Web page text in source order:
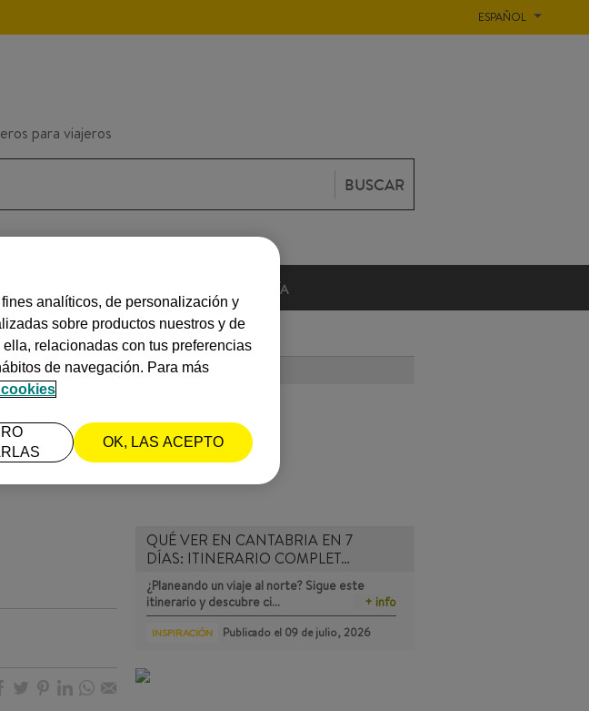
ESPAÑOL
GASTRONOMÍA
BUSCAR
MÁS LEÍDOS
QUÉ VER EN CANTABRIA EN 7
DÍAS: ITINERARIO COMPLET…
¿Planeando un viaje al norte? Sigue este
itinerario y descubre ci…
+ info
INSPIRACIÓN Publicado el 09 de julio, 2026
analíticos, de personalización y
sobre productos nuestros y de
relacionadas con tus preferencias
de navegación. Para más
OK, LAS ACEPTO